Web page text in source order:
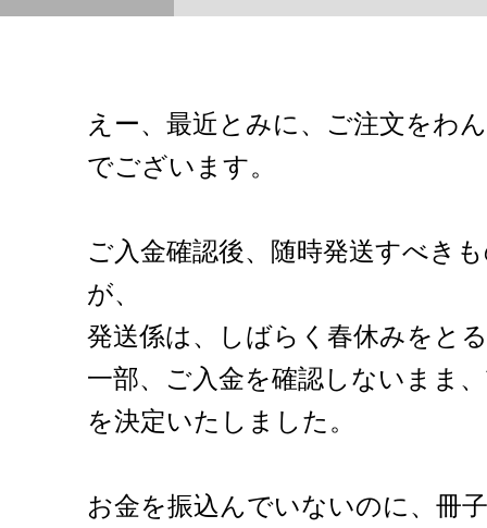
えー、最近とみに、ご注文をわ
でございます。
ご入金確認後、随時発送すべき
が、
発送係は、しばらく春休みをと
一部、ご入金を確認しないまま
を決定いたしました。
お金を振込んでいないのに、冊